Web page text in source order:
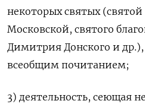
некоторых святых
Московской, святого
Димитрия Донского и
всеобщим почитанием;
3) деятельность, сеющая